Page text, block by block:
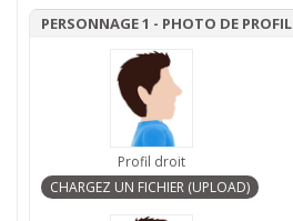
PERSONNAGE 1 - PHOTO DE PROFIL
Profil droit